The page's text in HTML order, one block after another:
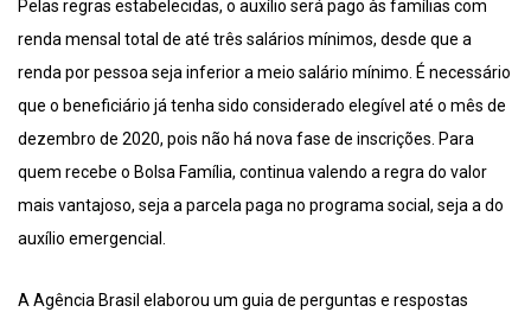
Pelas regras estabelecidas, o auxílio será pago às famílias com
renda mensal total de até três salários mínimos, desde que a
renda por pessoa seja inferior a meio salário mínimo. É necessário
que o beneficiário já tenha sido considerado elegível até o mês de
dezembro de 2020, pois não há nova fase de inscrições. Para
quem recebe o Bolsa Família, continua valendo a regra do valor
mais vantajoso, seja a parcela paga no programa social, seja a do
auxílio emergencial.
A Agência Brasil elaborou um guia de perguntas e respostas